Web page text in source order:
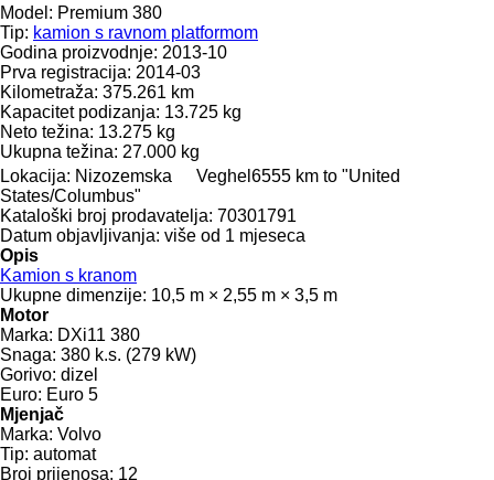
Model: Premium 380
Tip: kamion s ravnom platformom
Godina proizvodnje: 2013-10
Prva registracija: 2014-03
Kilometraža: 375.261 km
Kapacitet podizanja: 13.725 kg
Neto težina: 13.275 kg
Ukupna težina: 27.000 kg
Lokacija: Nizozemska Veghel 6555 km to "United
States/Columbus"
Kataloški broj prodavatelja: 70301791
Datum objavljivanja: više od 1 mjeseca
Opis
Kamion s kranom
Ukupne dimenzije: 10,5 m × 2,55 m × 3,5 m
Motor
Marka: DXi11 380
Snaga: 380 k.s. (279 kW)
Gorivo: dizel
Euro: Euro 5
Mjenjač
Marka: Volvo
Tip: automat
Broj prijenosa: 12